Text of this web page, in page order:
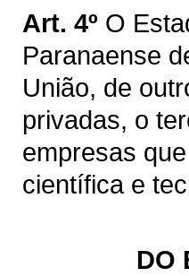
Art. 4º O
Paranaense
União, de
privadas, o
empresas
científica e
DO